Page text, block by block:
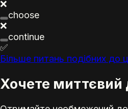
❌
choose
❌
continue
✅
Більше питань подібних до
Хочете миттєвий